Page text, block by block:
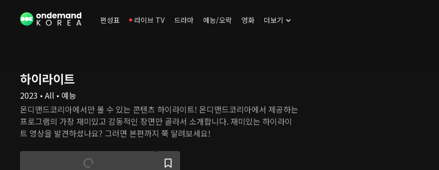
편성표 라이브 TV 드라마 예능/오락 영화 더보기
하이라이트
2023 • All • 예능
온디맨드코리아에서만 볼 수 있는 콘텐츠 하이라이트! 온디맨드코리아에서 제공하는
프로그램의 가장 재미있고 감동적인 장면만 골라서 소개합니다. 재미있는 하이라이
트 영상을 발견하셨나요? 그러면 본편까지 쭉 달려보세요!